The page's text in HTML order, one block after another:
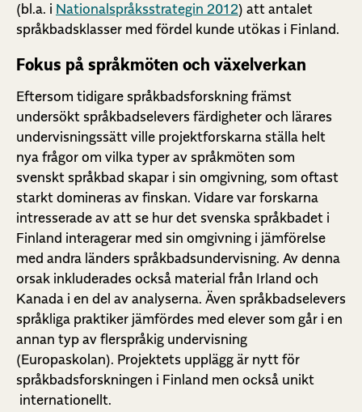
(bl.a. i Nationalspråksstrategin 2012) att antalet
språkbadsklasser med fördel kunde utökas i Finland.
Fokus på språkmöten och växelverkan
Eftersom tidigare språkbadsforskning främst
undersökt språkbadselevers färdigheter och lärares
undervisningssätt ville projektforskarna ställa helt
nya frågor om vilka typer av språkmöten som
svenskt språkbad skapar i sin omgivning, som oftast
starkt domineras av finskan. Vidare var forskarna
intresserade av att se hur det svenska språkbadet i
Finland interagerar med sin omgivning i jämförelse
med andra länders språkbadsundervisning. Av denna
orsak inkluderades också material från Irland och
Kanada i en del av analyserna. Även språkbadselevers
språkliga praktiker jämfördes med elever som går i en
annan typ av flerspråkig undervisning
(Europaskolan). Projektets upplägg är nytt för
språkbadsforskningen i Finland men också unikt
internationellt.